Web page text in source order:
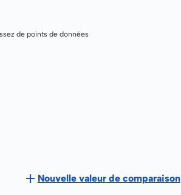
de points de données
Nouvelle valeur de comparaison